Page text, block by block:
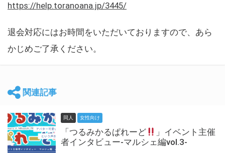
https://help.toranoana.jp/3445/
退会対応にはお時間をいただいておりますので、あら
かじめご了承ください。
関連記事
同人 女性向け
「つるみかるぱれーど
」イベント主催
者インタビュー-マルシェ編vol.3-